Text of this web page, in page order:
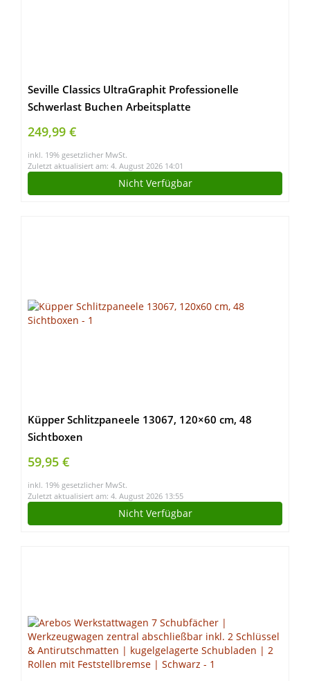
Seville Classics UltraGraphit Professionelle
Schwerlast Buchen Arbeitsplatte
249,99 €
inkl. 19% gesetzlicher MwSt.
Zuletzt aktualisiert am: 4. August 2026 14:01
Nicht Verfügbar
Küpper Schlitzpaneele 13067, 120×60 cm, 48
Sichtboxen
59,95 €
inkl. 19% gesetzlicher MwSt.
Zuletzt aktualisiert am: 4. August 2026 13:55
Nicht Verfügbar